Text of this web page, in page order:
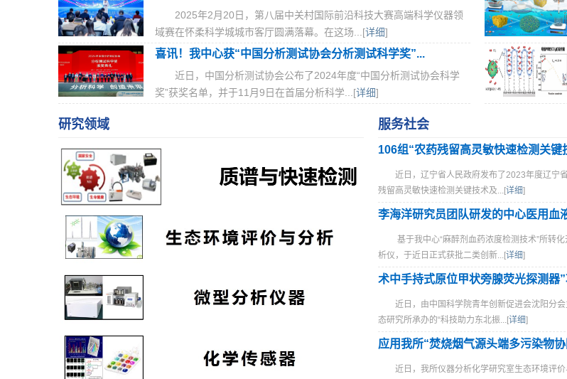
2025年2月20日，第八届中关村国际前沿科技大赛高端科学仪器领
域赛在怀柔科学城城市客厅圆满落幕。在这场...[详细]
喜讯！我中心获“中国分析测试协会分析测试科学奖”...
近日，中国分析测试协会公布了2024年度“中国分析测试协会科学
奖”获奖名单，并于11月9日在首届分析科学...[详细]
研究领域 服务社会
近日，辽宁省人民政府发布了2023年度辽宁
残留高灵敏快速检测关键技术及...[详细]
基于我中心“麻醉剂血药浓度检测技术”所转
析仪，于近日正式获批二类创新...[详细]
近日，由中国科学院青年创新促进会沈阳分
态研究所承办的“科技助力东北振...[详细]
近日，我所仪器分析化学研究室生态环境评